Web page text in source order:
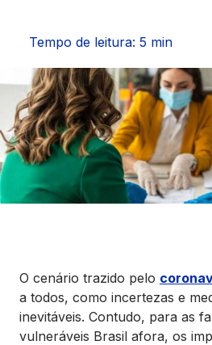
Vida Financeira
Canais Digitais
Tempo de leitura: 5 min
O cenário trazido pelo
a todos, como incertezas e
inevitáveis. Contudo, para as
vulneráveis Brasil afora, os